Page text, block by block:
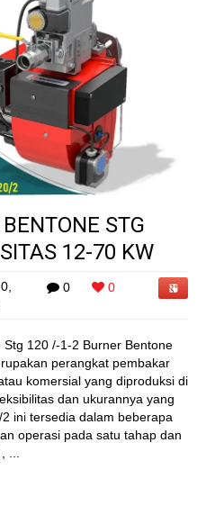
STG
12-70 KW
0 0
120 /-1-2 Burner Bentone
perangkat pembakar
komersial yang diproduksi di
dan ukurannya yang
ini tersedia dalam beberapa
operasi pada satu tahap dan
...